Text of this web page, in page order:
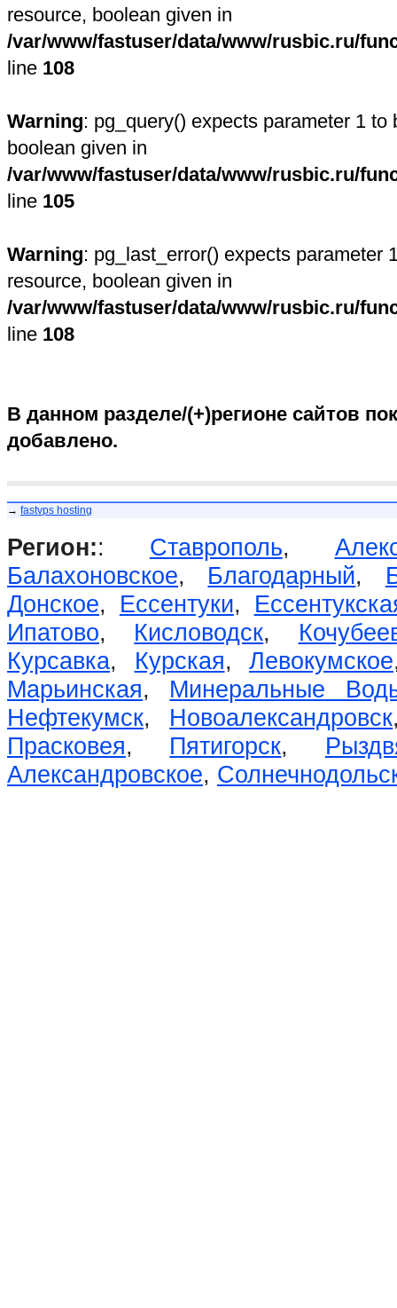
resource, boolean given in
/var/www/fastuser/data/www/rusbic.ru/
line 108
Warning: pg_query() expects parameter 1 to
boolean given in
/var/www/fastuser/data/www/rusbic.ru/
line 105
Warning: pg_last_error() expects parameter
resource, boolean given in
/var/www/fastuser/data/www/rusbic.ru/
line 108
В данном разделе/(+)регионе сайтов
добавлено.
→ fastvps hosting
Регион:: Ставрополь,
Балахоновское, Благодарный,
Донское, Ессентуки,
Ипатово, Кисловодск,
Курсавка, Курская, Левокумское
Марьинская, Минеральные
Нефтекумск, Новоалександровск
Прасковея, Пятигорск,
Александровское,